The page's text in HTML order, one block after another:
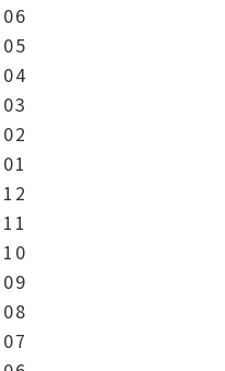
06
05
04
03
02
01
12
11
10
09
08
07